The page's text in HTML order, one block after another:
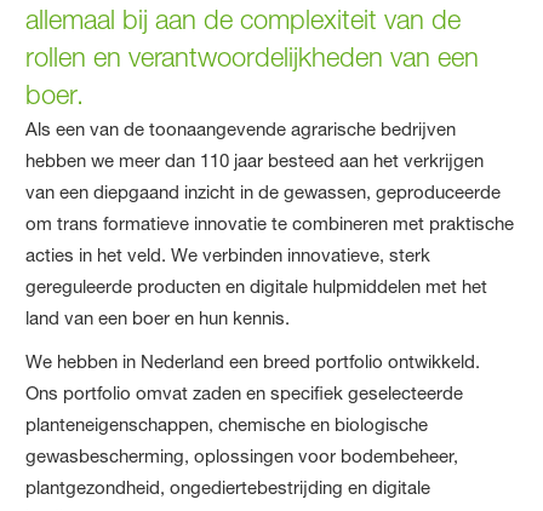
allemaal bij aan de complexiteit van de
rollen en verantwoordelijkheden van een
boer.
Als een van de toonaangevende agrarische bedrijven
hebben we meer dan 110 jaar besteed aan het verkrijgen
van een diepgaand inzicht in de gewassen, geproduceerde
om trans formatieve innovatie te combineren met praktische
acties in het veld. We verbinden innovatieve, sterk
gereguleerde producten en digitale hulpmiddelen met het
land van een boer en hun kennis.
We hebben in Nederland een breed portfolio ontwikkeld.
Ons portfolio omvat zaden en specifiek geselecteerde
planteneigenschappen, chemische en biologische
gewasbescherming, oplossingen voor bodembeheer,
plantgezondheid, ongediertebestrijding en digitale